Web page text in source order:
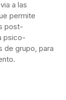
a las
permite
post-
psico-
de grupo, para